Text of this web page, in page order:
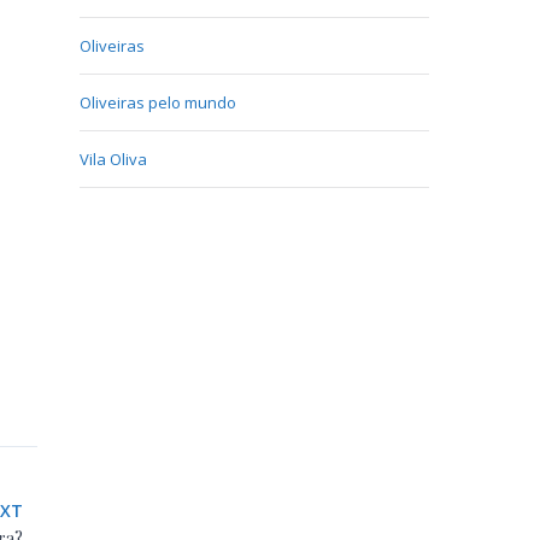
Oliveiras
Oliveiras pelo mundo
Vila Oliva